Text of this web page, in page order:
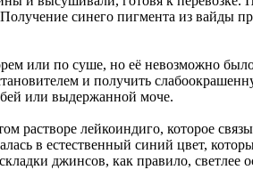
синего пигмента из вайды
или по суше, но её невозможно
и получить
или выдержанной моче.
растворе лейкоиндиго, которое
в естественный синий цвет,
джинсов, как правило,